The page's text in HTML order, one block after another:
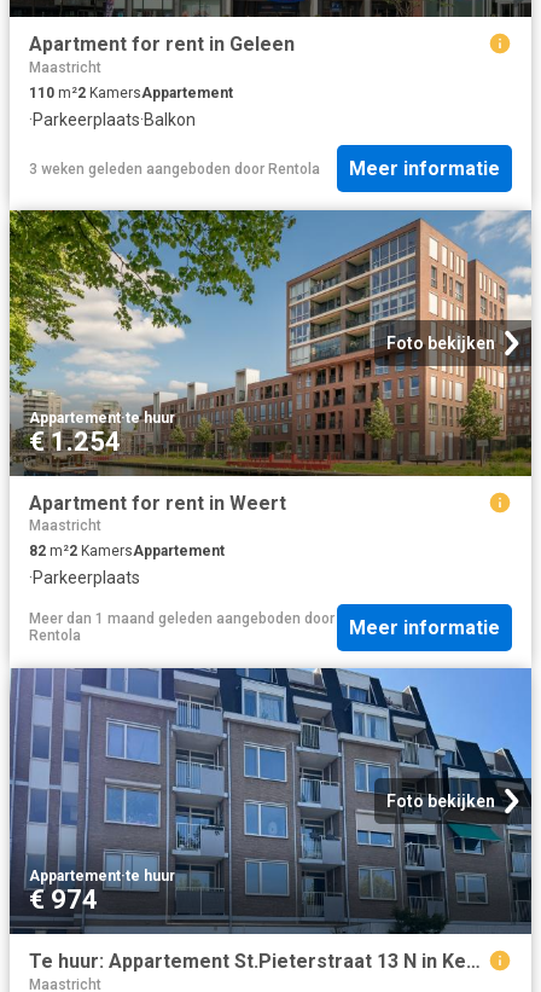
Apartment for rent in Geleen
Maastricht
110 m²2 KamersAppartement
·Parkeerplaats·Balkon
3 weken geleden aangeboden door Rentola Meer informatie
Foto bekijken
Appartement·te huur
€ 1.254
Apartment for rent in Weert
Maastricht
82 m²2 KamersAppartement
·Parkeerplaats
Meer dan 1 maand geleden aangeboden door
Rentola
Meer informatie
Foto bekijken
Appartement·te huur
€ 974
Te huur: Appartement St.Pieterstraat 13 N in Kerkrade
Maastricht